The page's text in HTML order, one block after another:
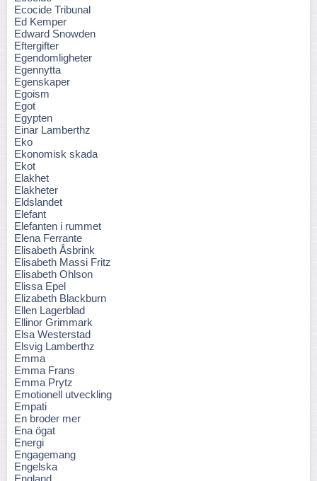
Ecocide Tribunal
Ed Kemper
Edward Snowden
Eftergifter
Egendomligheter
Egennytta
Egenskaper
Egoism
Egot
Egypten
Einar Lamberthz
Eko
Ekonomisk skada
Ekot
Elakhet
Elakheter
Eldslandet
Elefant
Elefanten i rummet
Elena Ferrante
Elisabeth Åsbrink
Elisabeth Massi Fritz
Elisabeth Ohlson
Elissa Epel
Elizabeth Blackburn
Ellen Lagerblad
Ellinor Grimmark
Elsa Westerstad
Elsvig Lamberthz
Emma
Emma Frans
Emma Prytz
Emotionell utveckling
Empati
En broder mer
Ena ögat
Energi
Engagemang
Engelska
England